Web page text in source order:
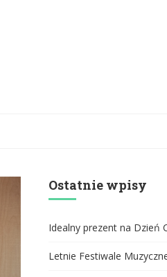
Ostatnie wpisy
Idealny prezent na Dzień
Letnie Festiwale